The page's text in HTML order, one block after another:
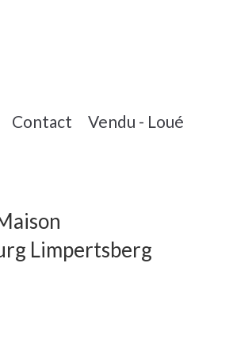
Contact Vendu - Loué
Limpertsberg